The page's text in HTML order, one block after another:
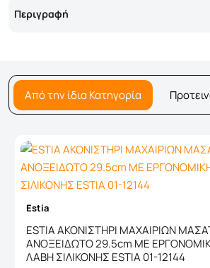
Περιγραφή
Από την ίδια Κατηγορία
Estia
ESTIA ΑΚΟΝΙΣΤΗΡΙ ΜΑΧΑΙΡΙΩΝ
ΑΝΟΞΕΙΔΩΤΟ 29.5cm ΜΕ
ΛΑΒΗ ΣΙΛΙΚΟΝΗΣ ESTIA 01-12144